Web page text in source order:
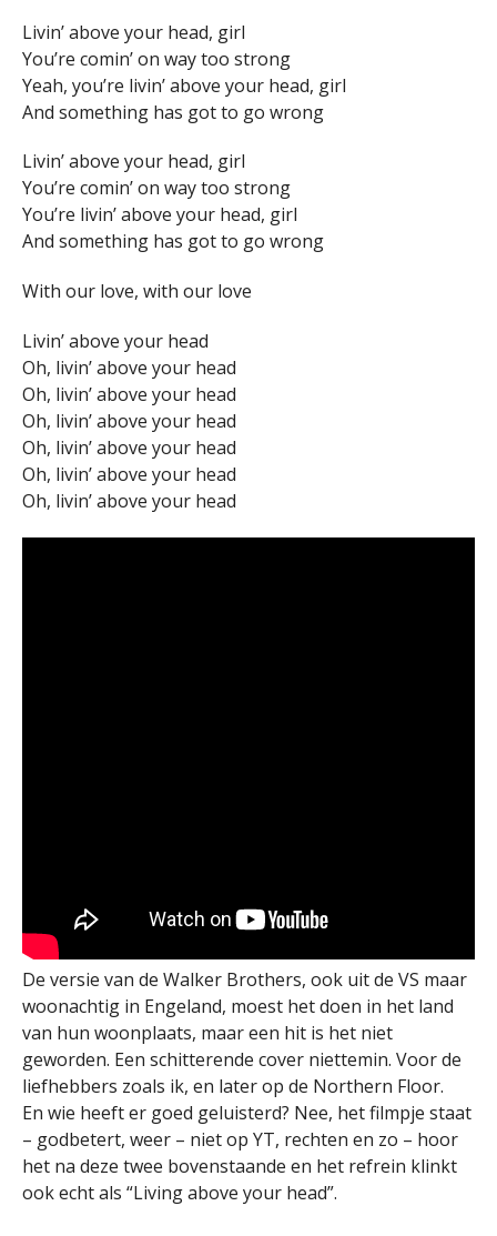
Livin’ above your head, girl
You’re comin’ on way too strong
Yeah, you’re livin’ above your head, girl
And something has got to go wrong
Livin’ above your head, girl
You’re comin’ on way too strong
You’re livin’ above your head, girl
And something has got to go wrong
With our love, with our love
Livin’ above your head
Oh, livin’ above your head
Oh, livin’ above your head
Oh, livin’ above your head
Oh, livin’ above your head
Oh, livin’ above your head
Oh, livin’ above your head
De versie van de Walker Brothers, ook uit de VS maar
woonachtig in Engeland, moest het doen in het land
van hun woonplaats, maar een hit is het niet
geworden. Een schitterende cover niettemin. Voor de
liefhebbers zoals ik, en later op de Northern Floor.
En wie heeft er goed geluisterd? Nee, het filmpje staat
– godbetert, weer – niet op YT, rechten en zo – hoor
het na deze twee bovenstaande en het refrein klinkt
ook echt als “Living above your head”.